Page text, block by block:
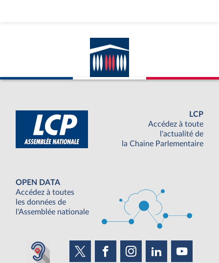
LCP
Accédez à toute
l'actualité de
la Chaine Parlementaire
OPEN DATA
Accédez à toutes
les données de
l'Assemblée nationale